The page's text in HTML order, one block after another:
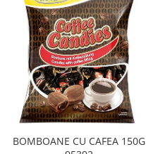
BOMBOANE CU CAFEA 150G